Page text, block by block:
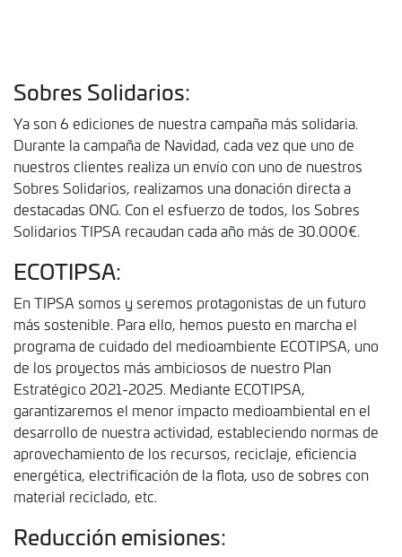
Sobres Solidarios:
Ya son 6 ediciones de nuestra campaña más solidaria.
Durante la campaña de Navidad, cada vez que uno de
nuestros clientes realiza un envío con uno de nuestros
Sobres Solidarios, realizamos una donación directa a
destacadas ONG. Con el esfuerzo de todos, los Sobres
Solidarios TIPSA recaudan cada año más de 30.000€.
ECOTIPSA:
En TIPSA somos y seremos protagonistas de un futuro
más sostenible. Para ello, hemos puesto en marcha el
programa de cuidado del medioambiente ECOTIPSA, uno
de los proyectos más ambiciosos de nuestro Plan
Estratégico 2021-2025. Mediante ECOTIPSA,
garantizaremos el menor impacto medioambiental en el
desarrollo de nuestra actividad, estableciendo normas de
aprovechamiento de los recursos, reciclaje, eficiencia
energética, electrificación de la flota, uso de sobres con
material reciclado, etc.
Reducción emisiones: